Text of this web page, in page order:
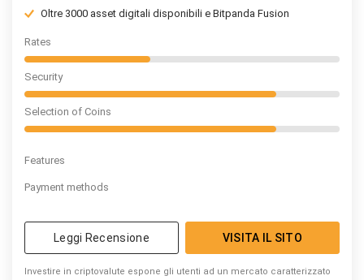
Oltre 3000 asset digitali disponibili e Bitpanda Fusion
Rates
Security
Selection of Coins
Features
Payment methods
Leggi Recensione VISITA IL SITO
Investire in criptovalute espone gli utenti ad un mercato caratterizzato